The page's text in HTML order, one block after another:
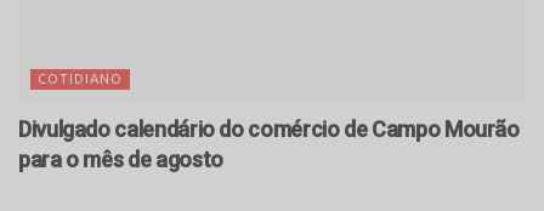
COTIDIANO
Divulgado calendário do comércio de Campo Mourão
para o mês de agosto